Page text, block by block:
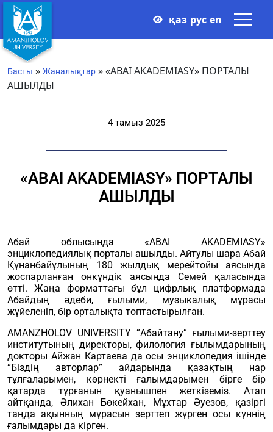
қаз рус en
Басты » Жаналықтар »«ABAI AKADEMIASY» ПОРТАЛЫ
АШЫЛДЫ
4 тамыз 2025
«ABAI AKADEMIASY» ПОРТАЛЫ
АШЫЛДЫ
Абай облысында «ABAI AKADEMIASY»
энциклопедиялық порталы ашылды. Айтулы шара Абай
Құнанбайұлының 180 жылдық мерейтойы аясында
жоспарланған онкүндік аясында Семей қаласында
өтті. Жаңа форматтағы бұл цифрлық платформада
Абайдың әдеби, ғылыми, музыкалық мұрасы
жүйеленіп, бір орталықта топтастырылған.
AMANZHOLOV UNIVERSITY “Абайтану” ғылыми-зерттеу
институтының директоры, филология ғылымдарының
докторы Айжан Картаева да осы энциклопедия ішінде
“Біздің авторлар” айдарында қазақтың нар
тұлғаларымен, көрнекті ғалымдарымен бірге бір
қатарда тұрғанын қуанышпен жеткіземіз. Атап
айтқанда, Әлихан Бөкейхан, Мұхтар Әуезов, қазіргі
таңда ақынның мұрасын зерттеп жүрген осы күннің
ғалымдары да кірген.